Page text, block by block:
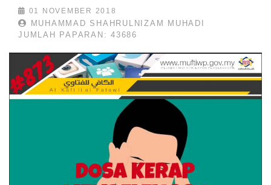
01 NOVEMBER 2018
MUHAMMAD SHAHRULNIZAM MUHADI
JUMLAH PAPARAN: 43686